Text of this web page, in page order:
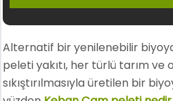
Alternatif bir yenilenebilir
peleti yakıtı, her türlü tarım ve
sıkıştırılmasıyla üretilen bir